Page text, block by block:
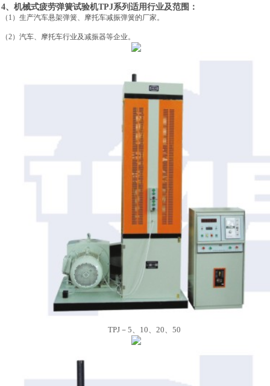
4、机械式疲劳弹簧试验机TPJ系列适用行业及范围：
（1）生产汽车悬架弹簧、摩托车减振弹簧的厂家。
（2）汽车、摩托车行业及减振器等企业。
TPJ－5、10、20、50